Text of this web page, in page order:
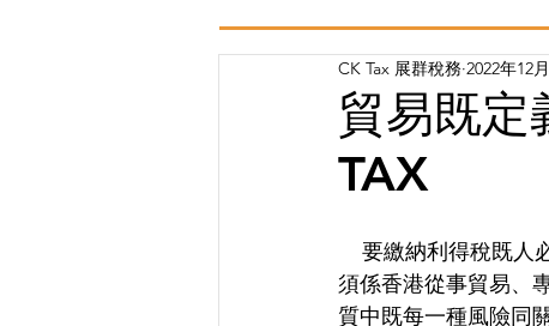
貿易既定
TAX
CK Tax 展群稅務 2022年12
須係香港從事貿易、
質中既每一種風險同